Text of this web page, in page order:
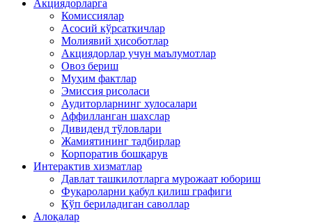
Акциядорларга
Комиссиялар
Асосий кўрсаткичлар
Молиявий ҳисоботлар
Акциядорлар учун маълумотлар
Овоз бериш
Муҳим фактлар
Эмиссия рисоласи
Аудиторларнинг хулосалари
Аффилланган шахслар
Дивиденд тўловлари
Жамиятининг тадбирлар
Корпоратив бошқарув
Интерактив хизматлар
Давлат ташкилотларга мурожаат юбориш
Фуқароларни қабул қилиш графиги
Кўп бериладиган саволлар
Алоқалар